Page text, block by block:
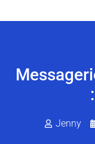
Jenny